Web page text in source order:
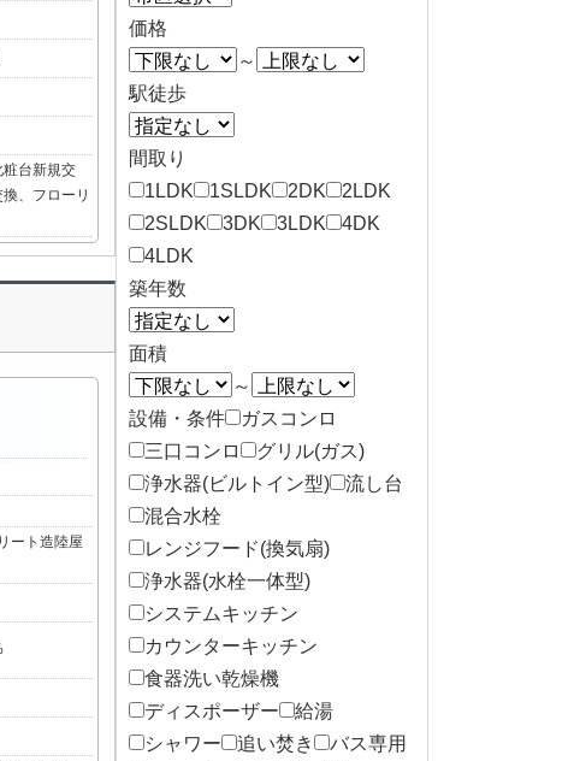
台新規交
、フローリ
ート造陸屋
価格
～
駅徒歩
間取り
1LDK
1SLDK 2DK
2LDK
2SLDK
3DK 3LDK
4DK
4LDK
築年数
面積
～
設備・条件
ガスコンロ
三口コンロ
グリル(ガス)
浄水器(ビルトイン型)
流し台
混合水栓
レンジフード(換気扇)
浄水器(水栓一体型)
システムキッチン
カウンターキッチン
食器洗い乾燥機
ディスポーザー
給湯
シャワー
追い焚き
バス専用